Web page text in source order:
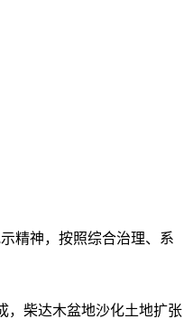
精神，按照综合治理、系
，柴达木盆地沙化土地扩张